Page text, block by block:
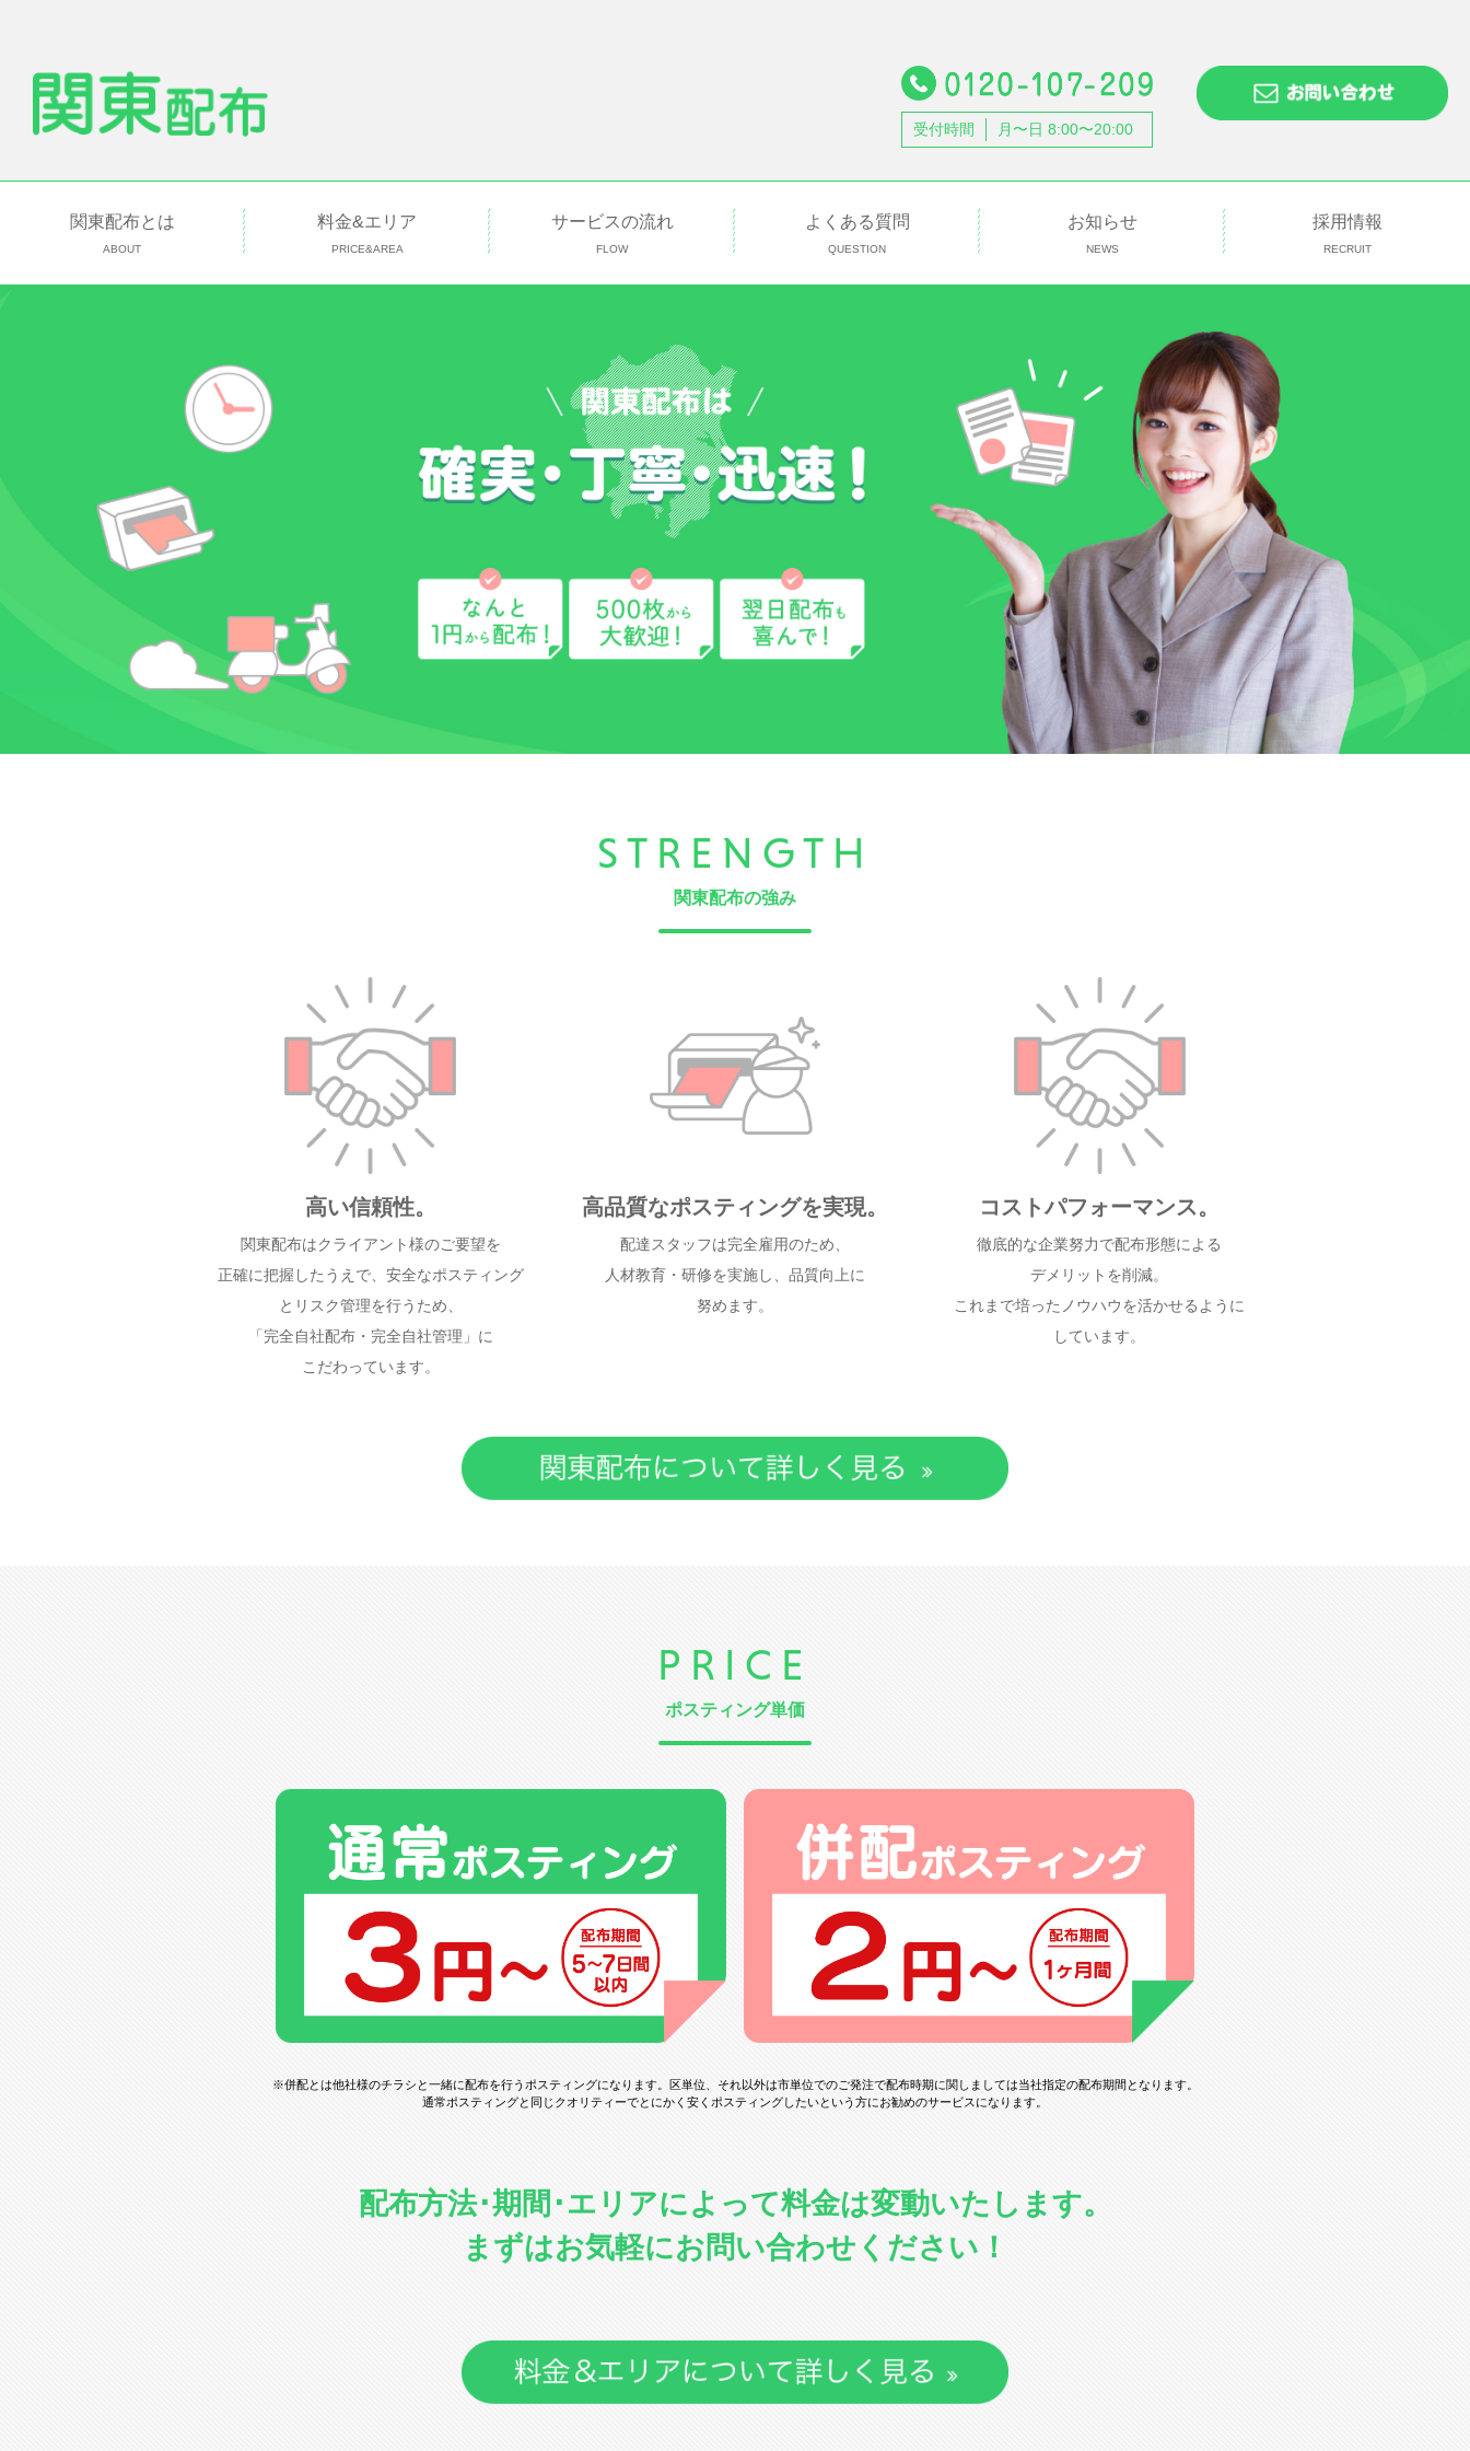
受付時間 月〜日 8:00〜20:00
関東配布とは
ABOUT
料金&エリア
PRICE&AREA
サービスの流れ
FLOW
よくある質問
QUESTION
お知らせ
NEWS
採用情報
RECRUIT
STRENGTH
関東配布の強み
高い信頼性。
関東配布はクライアント様のご要望を
正確に把握したうえで、安全なポスティング
とリスク管理を行うため、
「完全自社配布・完全自社管理」に
こだわっています。
高品質なポスティングを実現。
配達スタッフは完全雇用のため、
人材教育・研修を実施し、品質向上に
努めます。
コストパフォーマンス。
徹底的な企業努力で配布形態による
デメリットを削減。
これまで培ったノウハウを活かせるように
しています。
PRICE
ポスティング単価
※併配とは他社様のチラシと一緒に配布を行うポスティングになります。 区単位、それ以外は市単位でのご発注で配布時期に関しましては当社指定の配布期間となります。
通常ポスティングと同じクオリティーでとにかく安くポスティングしたいという方にお勧めのサービスになります。
配布方法･期間･エリアによって料金は変動いたします。
まずはお気軽にお問い合わせください！